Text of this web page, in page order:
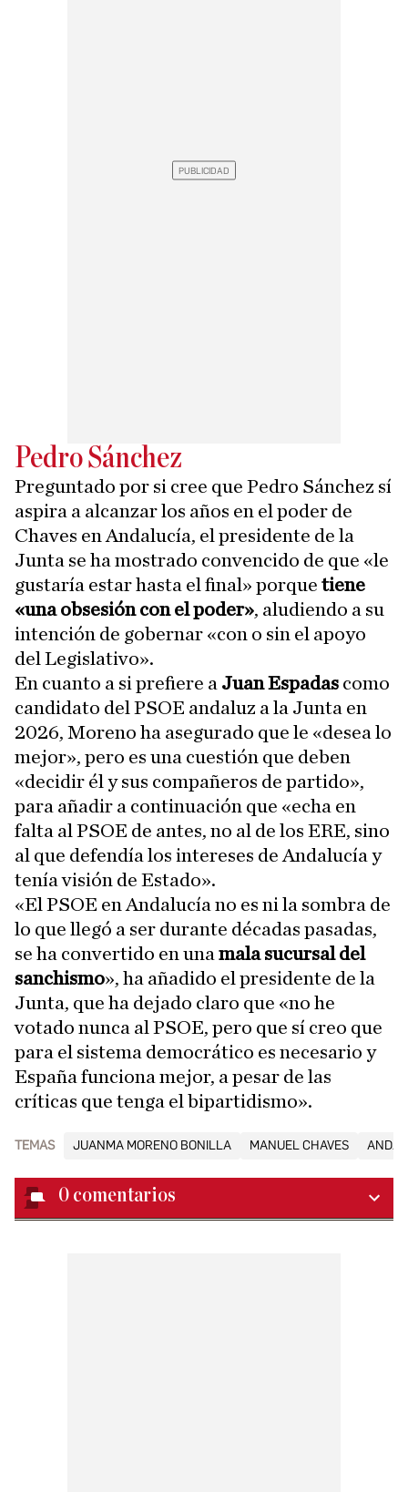
Pedro Sánchez
Preguntado por si cree que Pedro Sánchez sí
aspira a alcanzar los años en el poder de
Chaves en Andalucía, el presidente de la
Junta se ha mostrado convencido de que «le
gustaría estar hasta el final» porque tiene
«una obsesión con el poder», aludiendo a su
intención de gobernar «con o sin el apoyo
del Legislativo».
En cuanto a si prefiere a Juan Espadas como
candidato del PSOE andaluz a la Junta en
2026, Moreno ha asegurado que le «desea lo
mejor», pero es una cuestión que deben
«decidir él y sus compañeros de partido»,
para añadir a continuación que «echa en
falta al PSOE de antes, no al de los ERE, sino
al que defendía los intereses de Andalucía y
tenía visión de Estado».
«El PSOE en Andalucía no es ni la sombra de
lo que llegó a ser durante décadas pasadas,
se ha convertido en una mala sucursal del
sanchismo», ha añadido el presidente de la
Junta, que ha dejado claro que «no he
votado nunca al PSOE, pero que sí creo que
para el sistema democrático es necesario y
España funciona mejor, a pesar de las
críticas que tenga el bipartidismo».
TEMAS JUANMA MORENO BONILLA MANUEL CHAVES
0 comentarios